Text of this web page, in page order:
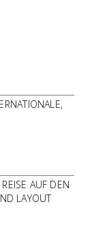
AUF DEN
LAYOUT